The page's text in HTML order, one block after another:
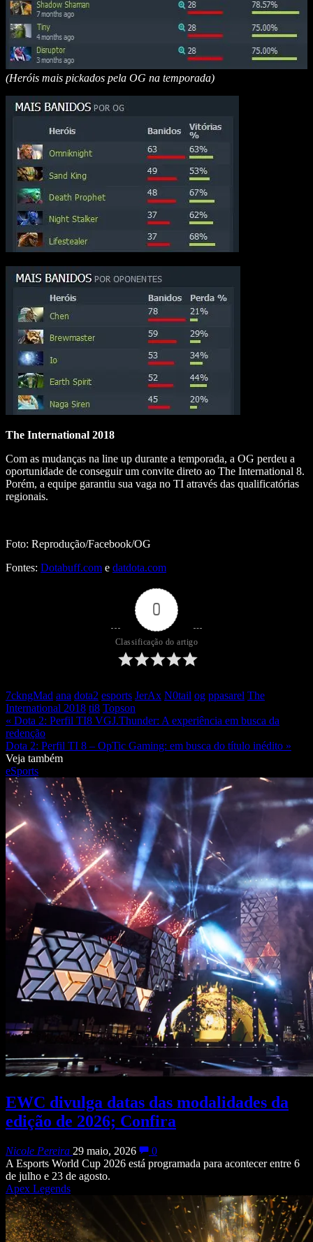
(Heróis mais pickados pela OG na temporada)
The International 2018
Com as mudanças na line up durante a temporada, a OG perdeu a
oportunidade de conseguir um convite direto ao The International 8.
Porém, a equipe garantiu sua vaga no TI através das qualificatórias
regionais.
Foto: Reprodução/Facebook/OG
Fontes: Dotabuff.com e datdota.com
0
Classificação do artigo
7ckngMad ana dota2 esports JerAx N0tail og ppasarel The
International 2018 ti8 Topson
« Dota 2: Perfil TI8 VGJ.Thunder: A experiência em busca da
redenção
Dota 2: Perfil TI 8 – OpTic Gaming: em busca do título inédito »
Veja também
eSports
EWC divulga datas das modalidades da
edição de 2026; Confira
Nicole Pereira 29 maio, 2026
0
A Esports World Cup 2026 está programada para acontecer entre 6
de julho e 23 de agosto.
Apex Legends